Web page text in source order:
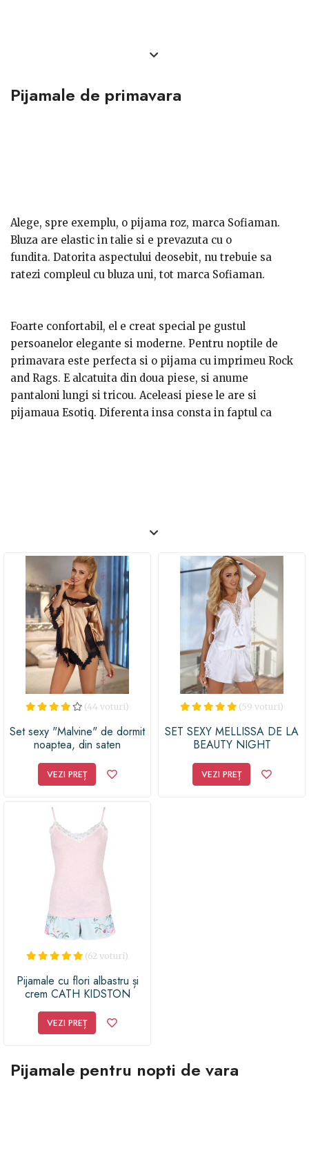
Pijamale de primavara
Alege, spre exemplu, o pijama roz, marca Sofiaman.
Bluza are elastic in talie si e prevazuta cu o
fundita. Datorita aspectului deosebit, nu trebuie sa
ratezi compleul cu bluza uni, tot marca Sofiaman.
Foarte confortabil, el e creat special pe gustul
persoanelor elegante si moderne. Pentru noptile de
primavara este perfecta si o pijama cu imprimeu Rock
and Rags. E alcatuita din doua piese, si anume
pantaloni lungi si tricou. Aceleasi piese le are si
pijamaua Esotiq. Diferenta insa consta in faptul ca
(44 voturi)
Set sexy "Malvine" de dormit
noaptea, din saten
VEZI PREȚ
(59 voturi)
SET SEXY MELLISSA DE LA
BEAUTY NIGHT
VEZI PREȚ
(62 voturi)
Pijamale cu flori albastru și
crem CATH KIDSTON
VEZI PREȚ
Pijamale pentru nopti de vara